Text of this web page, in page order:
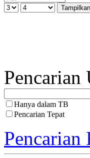
Pencarian
Hanya dalam TB
Pencarian Tepat
Pencarian